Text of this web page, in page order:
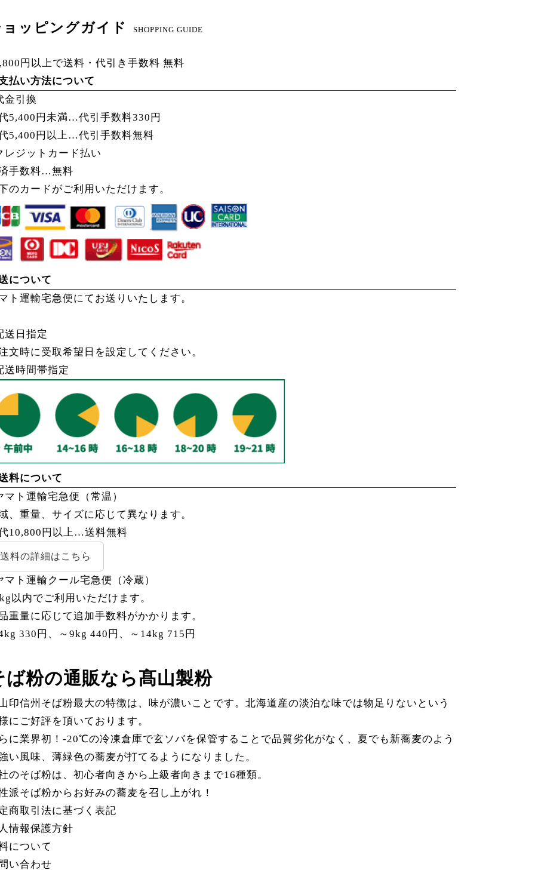
ッピングガイド SHOPPING GUIDE
円以上で送料・代引き手数料 無料
払い方法について
金引換
5,400円未満…代引手数料330円
5,400円以上…代引手数料無料
レジットカード払い
手数料…無料
のカードがご利用いただけます。
について
ト運輸宅急便にてお送りいたします。
送日指定
文時に受取希望日を設定してください。
送時間帯指定
料について
マト運輸宅急便（常温）
、重量、サイズに応じて異なります。
10,800円以上…送料無料
送料の詳細はこちら
マト運輸クール宅急便（冷蔵）
以内でご利用いただけます。
重量に応じて追加手数料がかかります。
330円、～9kg 440円、～14kg 715円
ば粉の通販なら髙山製粉
印信州そば粉最大の特徴は、味が濃いことです。北海道産の淡泊な味では物足りないという
にご好評を頂いております。
に業界初！-20℃の冷凍倉庫で玄ソバを保管することで品質劣化がなく、夏でも新蕎麦のよう
い風味、薄緑色の蕎麦が打てるようになりました。
のそば粉は、初心者向きから上級者向きまで16種類。
派そば粉からお好みの蕎麦を召し上がれ！
商取引法に基づく表記
情報保護方針
について
い合わせ